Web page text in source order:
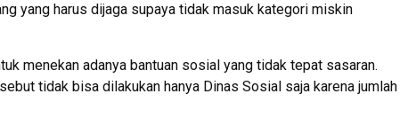
yang harus dijaga supaya tidak masuk kategori miskin
menekan adanya bantuan sosial yang tidak tepat sasaran.
tidak bisa dilakukan hanya Dinas Sosial saja karena jumlah